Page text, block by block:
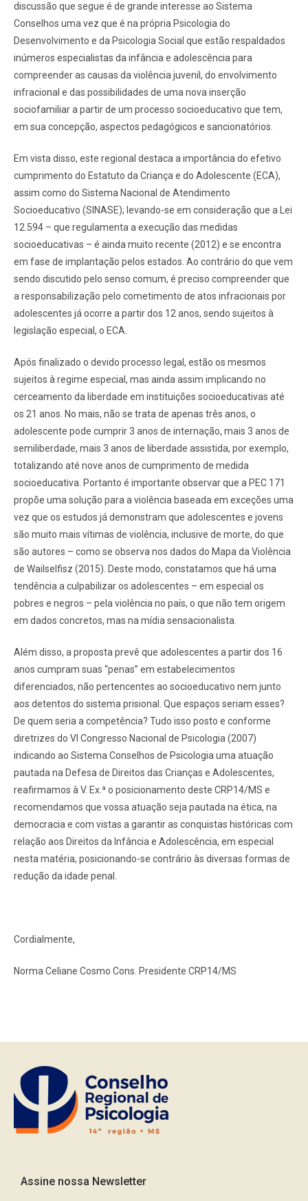
discussão que segue é de grande interesse ao Sistema
Conselhos uma vez que é na própria Psicologia do
Desenvolvimento e da Psicologia Social que estão respaldados
inúmeros especialistas da infância e adolescência para
compreender as causas da violência juvenil, do envolvimento
infracional e das possibilidades de uma nova inserção
sociofamiliar a partir de um processo socioeducativo que tem,
em sua concepção, aspectos pedagógicos e sancionatórios.
Em vista disso, este regional destaca a importância do efetivo
cumprimento do Estatuto da Criança e do Adolescente (ECA),
assim como do Sistema Nacional de Atendimento
Socioeducativo (SINASE); levando-se em consideração que a Lei
12.594 – que regulamenta a execução das medidas
socioeducativas – é ainda muito recente (2012) e se encontra
em fase de implantação pelos estados. Ao contrário do que vem
sendo discutido pelo senso comum, é preciso compreender que
a responsabilização pelo cometimento de atos infracionais por
adolescentes já ocorre a partir dos 12 anos, sendo sujeitos à
legislação especial, o ECA.
Após finalizado o devido processo legal, estão os mesmos
sujeitos à regime especial, mas ainda assim implicando no
cerceamento da liberdade em instituições socioeducativas até
os 21 anos. No mais, não se trata de apenas três anos, o
adolescente pode cumprir 3 anos de internação, mais 3 anos de
semiliberdade, mais 3 anos de liberdade assistida, por exemplo,
totalizando até nove anos de cumprimento de medida
socioeducativa. Portanto é importante observar que a PEC 171
propõe uma solução para a violência baseada em exceções uma
vez que os estudos já demonstram que adolescentes e jovens
são muito mais vítimas de violência, inclusive de morte, do que
são autores – como se observa nos dados do Mapa da Violência
de Wailselfisz (2015). Deste modo, constatamos que há uma
tendência a culpabilizar os adolescentes – em especial os
pobres e negros – pela violência no país, o que não tem origem
em dados concretos, mas na mídia sensacionalista.
Além disso, a proposta prevê que adolescentes a partir dos 16
anos cumpram suas “penas” em estabelecimentos
diferenciados, não pertencentes ao socioeducativo nem junto
aos detentos do sistema prisional. Que espaços seriam esses?
De quem seria a competência? Tudo isso posto e conforme
diretrizes do VI Congresso Nacional de Psicologia (2007)
indicando ao Sistema Conselhos de Psicologia uma atuação
pautada na Defesa de Direitos das Crianças e Adolescentes,
reafirmamos à V. Ex.ª o posicionamento deste CRP14/MS e
recomendamos que vossa atuação seja pautada na ética, na
democracia e com vistas a garantir as conquistas históricas com
relação aos Direitos da Infância e Adolescência, em especial
nesta matéria, posicionando-se contrário às diversas formas de
redução da idade penal.
Cordialmente,
Norma Celiane Cosmo Cons. Presidente CRP14/MS
Assine nossa Newsletter